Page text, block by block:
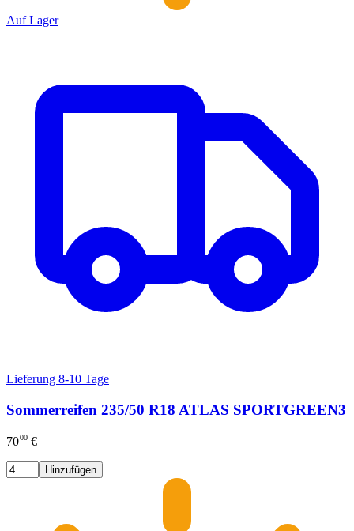
Auf Lager
Lieferung 8-10 Tage
Sommerreifen 235/50 R18 ATLAS SPORTGREEN3
7000 €
Hinzufügen